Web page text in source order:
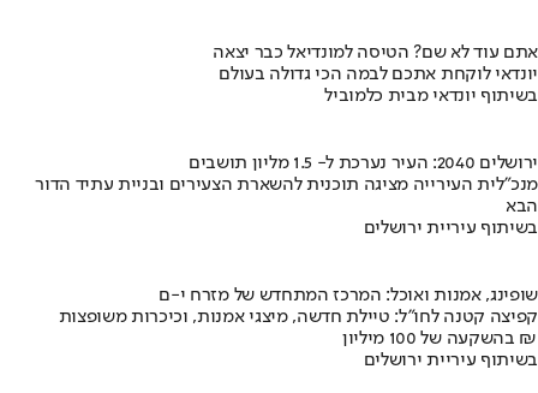
אתם עוד לא שם? הטיסה למונדיאל כבר יצאה
יונדאי לוקחת אתכם לבמה הכי גדולה בעולם
בשיתוף יונדאי מבית כלמוביל
ירושלים 2040: העיר נערכת ל- 1.5 מליון תושבים
מנכ"לית העירייה מציגה תוכנית להשארת הצעירים ובניית עתיד הדור
הבא
בשיתוף עיריית ירושלים
שופינג, אמנות ואוכל: המרכז המתחדש של מזרח י-ם
קפיצה קטנה לחו"ל: טיילת חדשה, מיצגי אמנות, וכיכרות משופצות
בהשקעה של 100 מיליון ₪
בשיתוף עיריית ירושלים